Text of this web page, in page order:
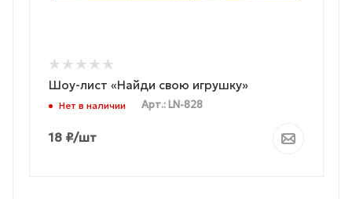
Шоу-лист «Найди свою игрушку»
Нет в наличии Арт.: LN-828
18 ₽/шт